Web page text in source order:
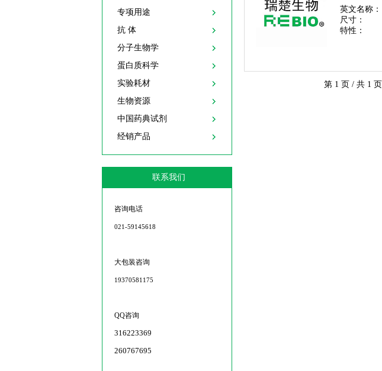
专项用途
抗 体
分子生物学
蛋白质科学
实验耗材
生物资源
中国药典试剂
经销产品
联系我们
咨询电话
021-59145618
大包装咨询
19370581175
QQ咨询
316223369
260767695
英文名称：
尺寸：
特性：
第 1 页 / 共 1 页